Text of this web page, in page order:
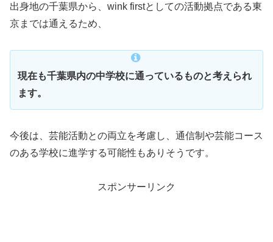
出身地の千葉県から、wink firstとしての活動拠点である東
京までは通えるため、
現在も千葉県内の中学校に通っているものと考えられ
ます。
今後は、芸能活動との両立を考慮し、通信制や芸能コース
のある学校に進学する可能性もありそうです。
スポンサーリンク